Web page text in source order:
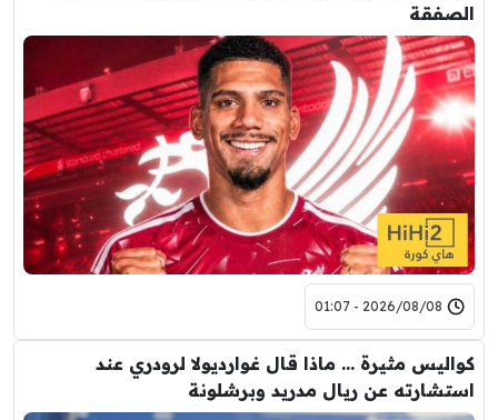
الصفقة
2026/08/08 - 01:07
كواليس مثيرة … ماذا قال غوارديولا لرودري عند
استشارته عن ريال مدريد وبرشلونة